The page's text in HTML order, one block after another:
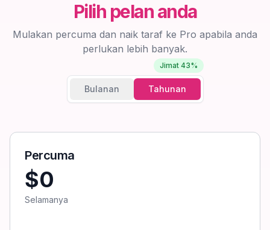
Pilih pelan anda
Mulakan percuma dan naik taraf ke Pro apabila anda
perlukan lebih banyak.
Jimat 43%
Bulanan Tahunan
Percuma
$0
Selamanya